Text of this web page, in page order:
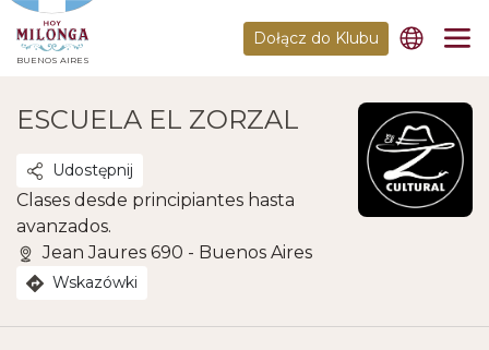
BUENOS AIRES
Dołącz do Klubu
ESCUELA EL ZORZAL
Udostępnij
Clases desde principiantes hasta
avanzados.
Jean Jaures 690 - Buenos Aires
Wskazówki